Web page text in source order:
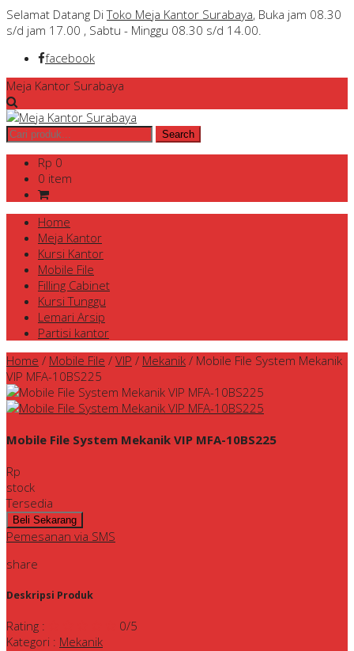
Selamat Datang DiToko Meja Kantor Surabaya, Buka jam 08.30
s/d jam 17.00 , Sabtu - Minggu 08.30 s/d 14.00.
facebook
Meja Kantor Surabaya
Rp 0
0 item
Home
Meja Kantor
Kursi Kantor
Mobile File
Filling Cabinet
Kursi Tunggu
Lemari Arsip
Partisi kantor
Home / Mobile File / VIP / Mekanik / Mobile File System Mekanik
VIP MFA-10BS225
Mobile File System Mekanik VIP MFA-10BS225
Rp
stock
Tersedia
Pemesanan via SMS
share
Deskripsi Produk
Rating : 0/5
Kategori : Mekanik